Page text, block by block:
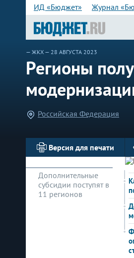
ИД «Бюджет» Журнал
— ЖКХ — 28 АВГУСТА 2023
Регионы
Российская Федерация
Версия для печати
Дополнительные
субсидии поступят в
11 регионов